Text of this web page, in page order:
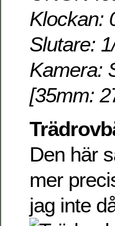
Klockan:
Slutare:
Kamera:
[35mm:
Den här
mer
jag inte